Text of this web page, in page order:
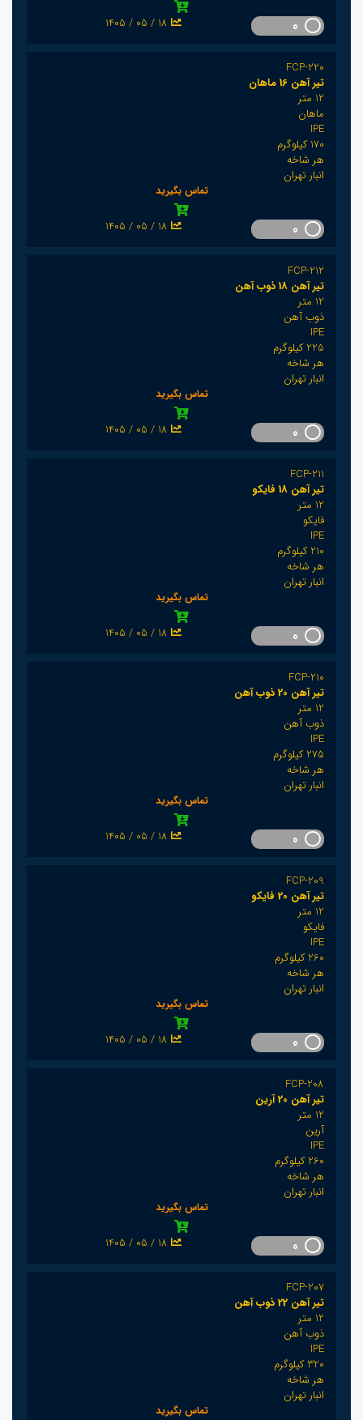
1405 / 05 / 18
FCP-220
تیر آهن 16 ماهان
12 متر
ماهان
IPE
170 کیلوگرم
هر شاخه
انبار تهران
تماس بگیرید
1405 / 05 / 18
FCP-212
تیر آهن 18 ذوب آهن
12 متر
ذوب آهن
IPE
225 کیلوگرم
هر شاخه
انبار تهران
تماس بگیرید
1405 / 05 / 18
FCP-211
تیر آهن 18 فایکو
12 متر
فایکو
IPE
210 کیلوگرم
هر شاخه
انبار تهران
تماس بگیرید
1405 / 05 / 18
FCP-210
تیر آهن 20 ذوب آهن
12 متر
ذوب آهن
IPE
275 کیلوگرم
هر شاخه
انبار تهران
تماس بگیرید
1405 / 05 / 18
FCP-209
تیر آهن 20 فایکو
12 متر
فایکو
IPE
260 کیلوگرم
هر شاخه
انبار تهران
تماس بگیرید
1405 / 05 / 18
FCP-208
تیر آهن 20 آرین
12 متر
آرین
IPE
260 کیلوگرم
هر شاخه
انبار تهران
تماس بگیرید
1405 / 05 / 18
FCP-207
تیر آهن 22 ذوب آهن
12 متر
ذوب آهن
IPE
320 کیلوگرم
هر شاخه
انبار تهران
تماس بگیرید